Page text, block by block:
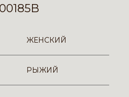
ЖЕНСКИЙ
РЫЖИЙ